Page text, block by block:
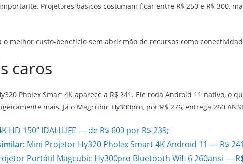
Projetores básicos costumam ficar entre R$ 250 e R$ 300,
o melhor custo-benefício sem abrir mão de recursos como
caros
Pholex Smart 4K aparece a R$ 241. Ele roda Android 11 nativo, o
mais. Já o Magcubic Hy300pro, por R$ 276, entrega 260
HD 150″ IDALI LIFE — de R$ 600 por R$ 239;
Mini Projetor Hy320 Pholex Smart 4K Android 11 — R$
Portátil Magcubic Hy300pro Bluetooth Wifi 6 260ansi —